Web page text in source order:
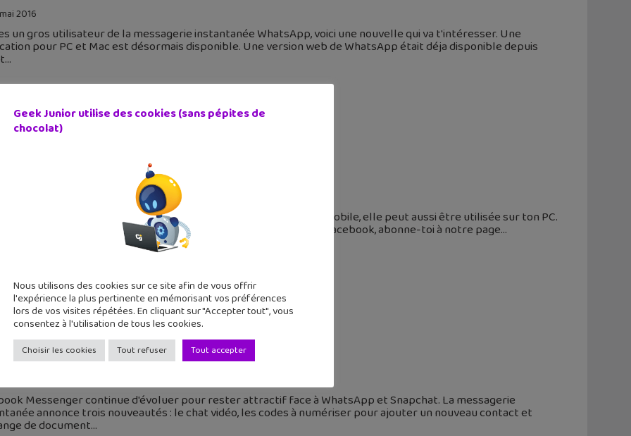
2016
un gros utilisateur de la messagerie instantanée WhatsApp, voici une nouvelle qui va t'intéresser. Une
pour PC et Mac est désormais disponible. Une version web de WhatsApp était déja disponible depuis
Messenger sort une application Windows 10
Facebook Messenger est essentiellement utilisée sur mobile, elle peut aussi être utilisée sur ton PC.
Windows 10 vient de sortir ! [ Geek Junior est aussi sur Facebook, abonne-toi à notre page
Messenger : voici les 3 prochaines nouveautés
Messenger continue d'évoluer pour rester attractif face à WhatsApp et Snapchat. La messagerie
annonce trois nouveautés : le chat vidéo, les codes à numériser pour ajouter un nouveau contact et
de document
Geek Junior utilise des cookies (sans pépites de
chocolat)
Nous utilisons des cookies sur ce site afin de vous offrir
l'expérience la plus pertinente en mémorisant vos préférences
lors de vos visites répétées. En cliquant sur "Accepter tout", vous
consentez à l'utilisation de tous les cookies.
Choisir les cookies Tout refuser Tout accepter